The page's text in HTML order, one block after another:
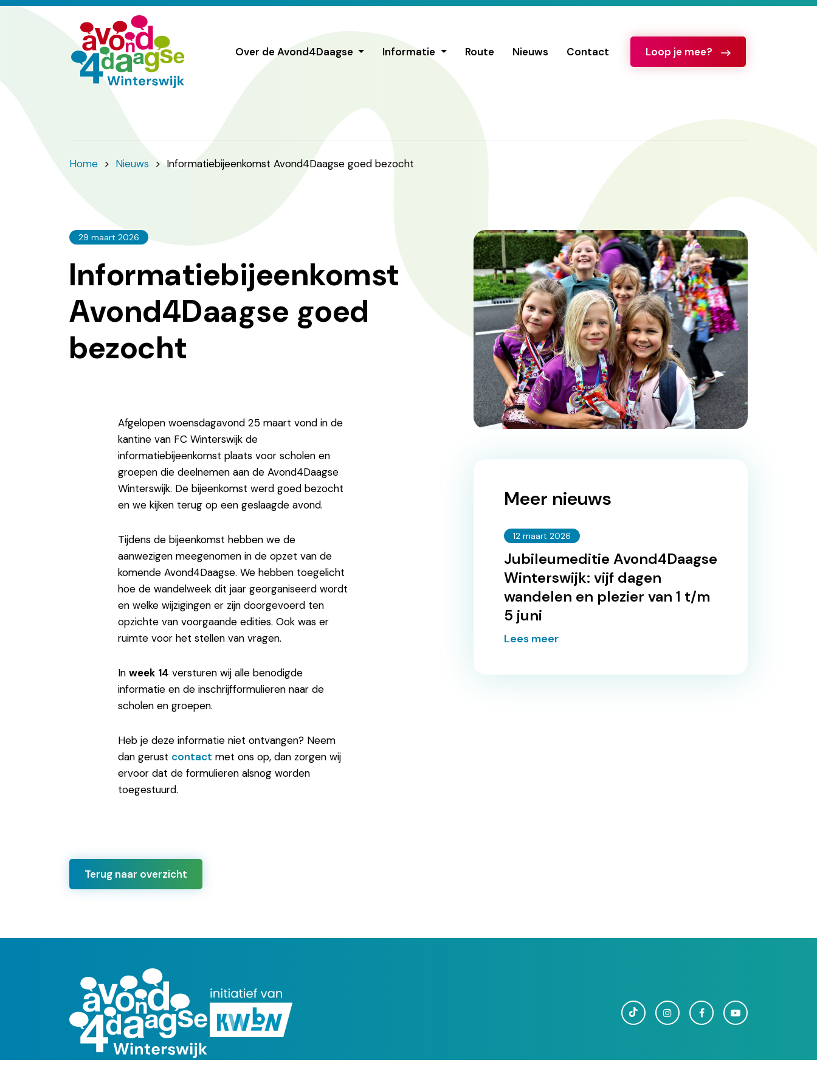
Over de Avond4Daagse Informatie Route Nieuws Contact Loop je mee?
Home > Nieuws > Informatiebijeenkomst Avond4Daagse goed bezocht
29 maart 2026
Informatiebijeenkomst
Avond4Daagse goed
bezocht
Afgelopen woensdagavond 25 maart vond in de
kantine van FC Winterswijk de
informatiebijeenkomst plaats voor scholen en
groepen die deelnemen aan de Avond4Daagse
Winterswijk. De bijeenkomst werd goed bezocht
en we kijken terug op een geslaagde avond.
Tijdens de bijeenkomst hebben we de
aanwezigen meegenomen in de opzet van de
komende Avond4Daagse. We hebben toegelicht
hoe de wandelweek dit jaar georganiseerd wordt
en welke wijzigingen er zijn doorgevoerd ten
opzichte van voorgaande edities. Ook was er
ruimte voor het stellen van vragen.
Inweek 14 versturen wij alle benodigde
informatie en de inschrijfformulieren naar de
scholen en groepen.
Heb je deze informatie niet ontvangen? Neem
dan gerust contact met ons op, dan zorgen wij
ervoor dat de formulieren alsnog worden
toegestuurd.
Terug naar overzicht
Meer nieuws
12 maart 2026
Jubileumeditie Avond4Daagse
Winterswijk: vijf dagen
wandelen en plezier van 1 t/m
5 juni
Lees meer